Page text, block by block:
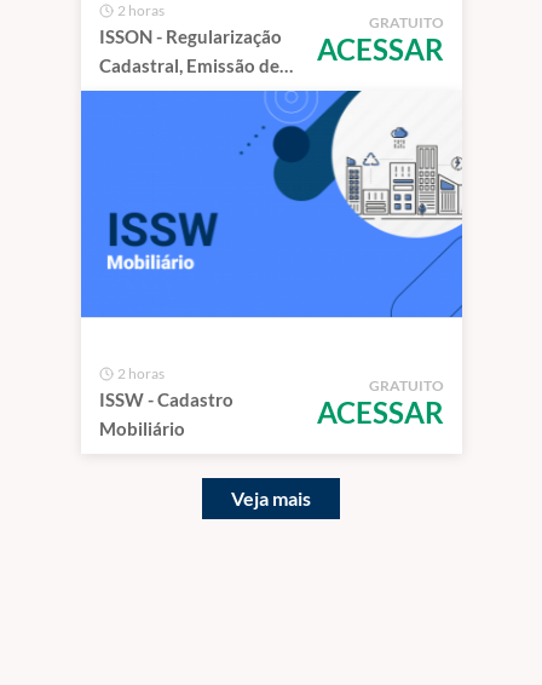
2 horas
ISSON - Regularização
Cadastral, Emissão de
NFS-e
GRATUITO
ACESSAR
2 horas
ISSW - Cadastro
Mobiliário
GRATUITO
ACESSAR
Veja mais